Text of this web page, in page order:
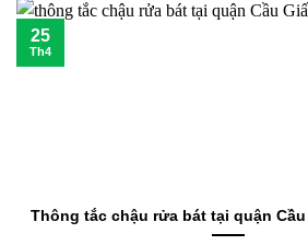
Thông tắc chậu rửa bát tại quận
25
Th4